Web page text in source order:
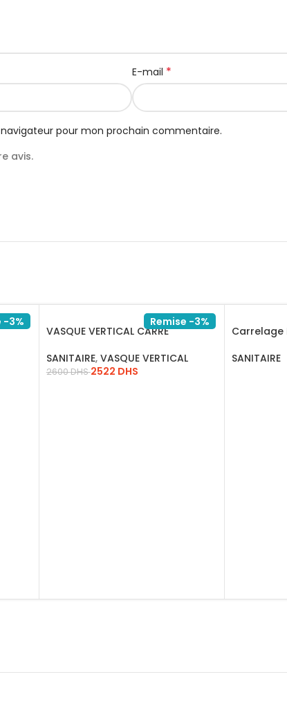
E-mail *
pour mon prochain commentaire.
avis.
-3% Remise -3%
VASQUE VERTICAL CARRE
SANITAIRE, VASQUE VERTICAL
2600DHS2522 DHS
Carrelage
SANITAIRE